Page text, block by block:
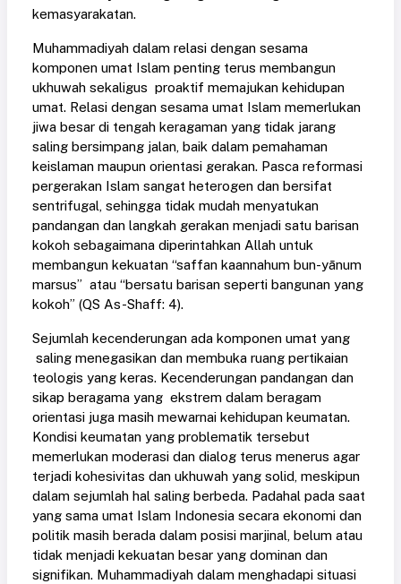
kemasyarakatan.
Muhammadiyah dalam relasi dengan sesama
komponen umat Islam penting terus membangun
ukhuwah sekaligus proaktif memajukan kehidupan
umat. Relasi dengan sesama umat Islam memerlukan
jiwa besar di tengah keragaman yang tidak jarang
saling bersimpang jalan, baik dalam pemahaman
keislaman maupun orientasi gerakan. Pasca reformasi
pergerakan Islam sangat heterogen dan bersifat
sentrifugal, sehingga tidak mudah menyatukan
pandangan dan langkah gerakan menjadi satu barisan
kokoh sebagaimana diperintahkan Allah untuk
membangun kekuatan “saffan kaannahum bun-yānum
marsus” atau “bersatu barisan seperti bangunan yang
kokoh” (QS As-Shaff: 4).
Sejumlah kecenderungan ada komponen umat yang
saling menegasikan dan membuka ruang pertikaian
teologis yang keras. Kecenderungan pandangan dan
sikap beragama yang ekstrem dalam beragam
orientasi juga masih mewarnai kehidupan keumatan.
Kondisi keumatan yang problematik tersebut
memerlukan moderasi dan dialog terus menerus agar
terjadi kohesivitas dan ukhuwah yang solid, meskipun
dalam sejumlah hal saling berbeda. Padahal pada saat
yang sama umat Islam Indonesia secara ekonomi dan
politik masih berada dalam posisi marjinal, belum atau
tidak menjadi kekuatan besar yang dominan dan
signifikan. Muhammadiyah dalam menghadapi situasi